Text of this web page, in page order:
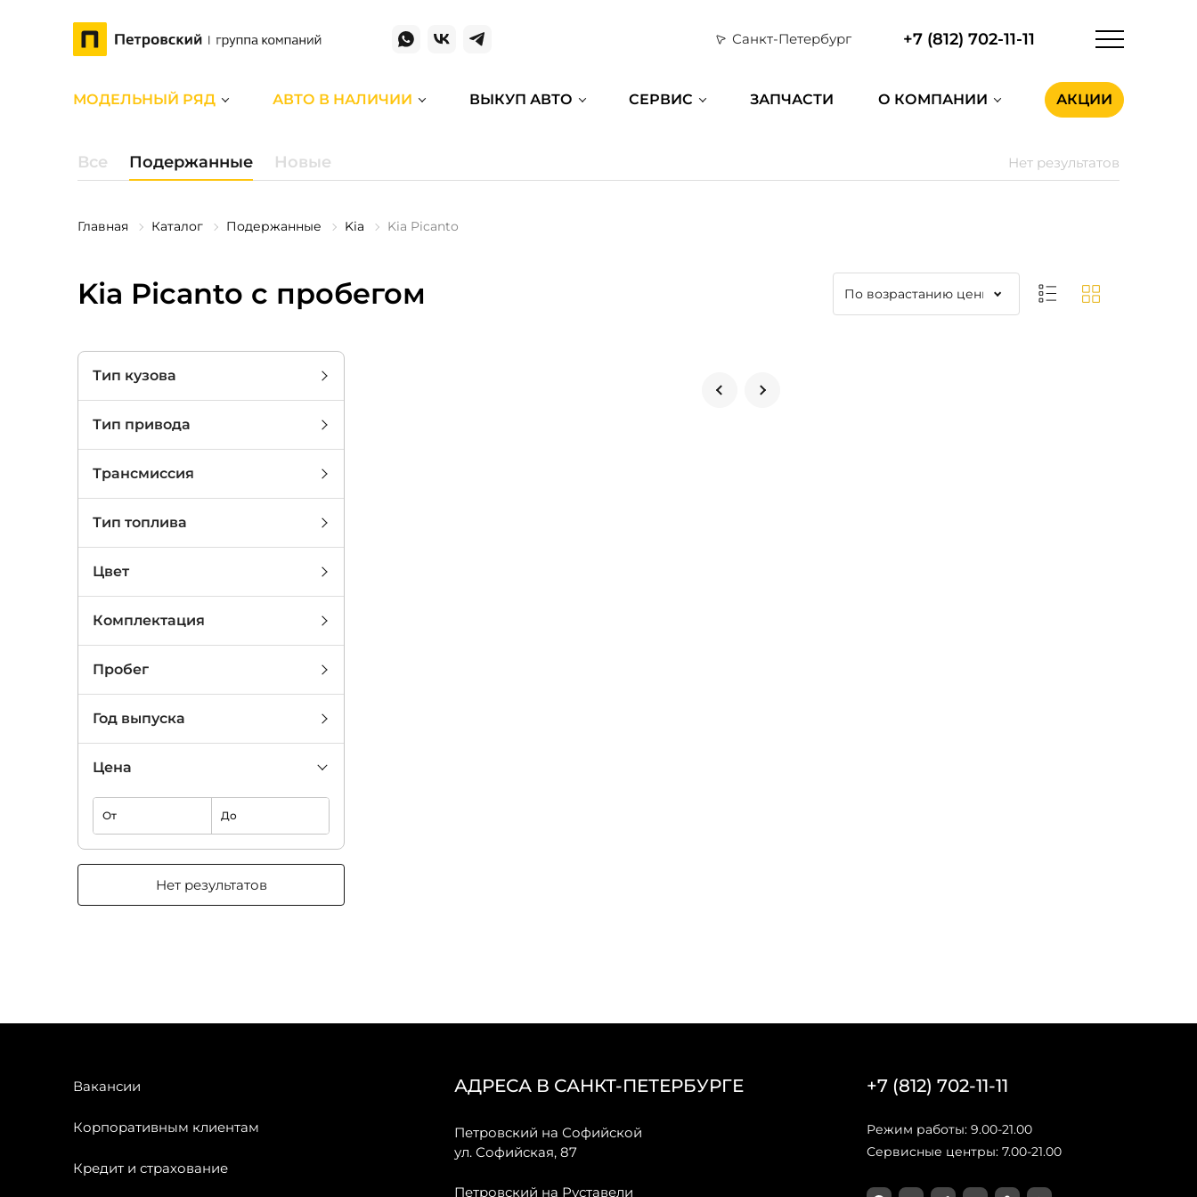
Санкт-Петербург +7 (812) 702-11-11
МОДЕЛЬНЫЙ РЯД АВТО В НАЛИЧИИ ВЫКУП АВТО СЕРВИС ЗАПЧАСТИ О КОМПАНИИ АКЦИИ
Все Подержанные Новые Нет результатов
Главная Каталог Подержанные Kia Kia Picanto
Kia Picanto с пробегом
Тип кузова
Тип привода
Трансмиссия
Тип топлива
Цвет
Комплектация
Пробег
Год выпуска
Цена
От До
Нет результатов
Вакансии
Корпоративным клиентам
Кредит и страхование
АДРЕСА В САНКТ-ПЕТЕРБУРГЕ
Петровский на Софийской
ул. Софийская, 87
Петровский на Руставели
+7 (812) 702-11-11
Режим работы: 9.00-21.00
Сервисные центры: 7.00-21.00